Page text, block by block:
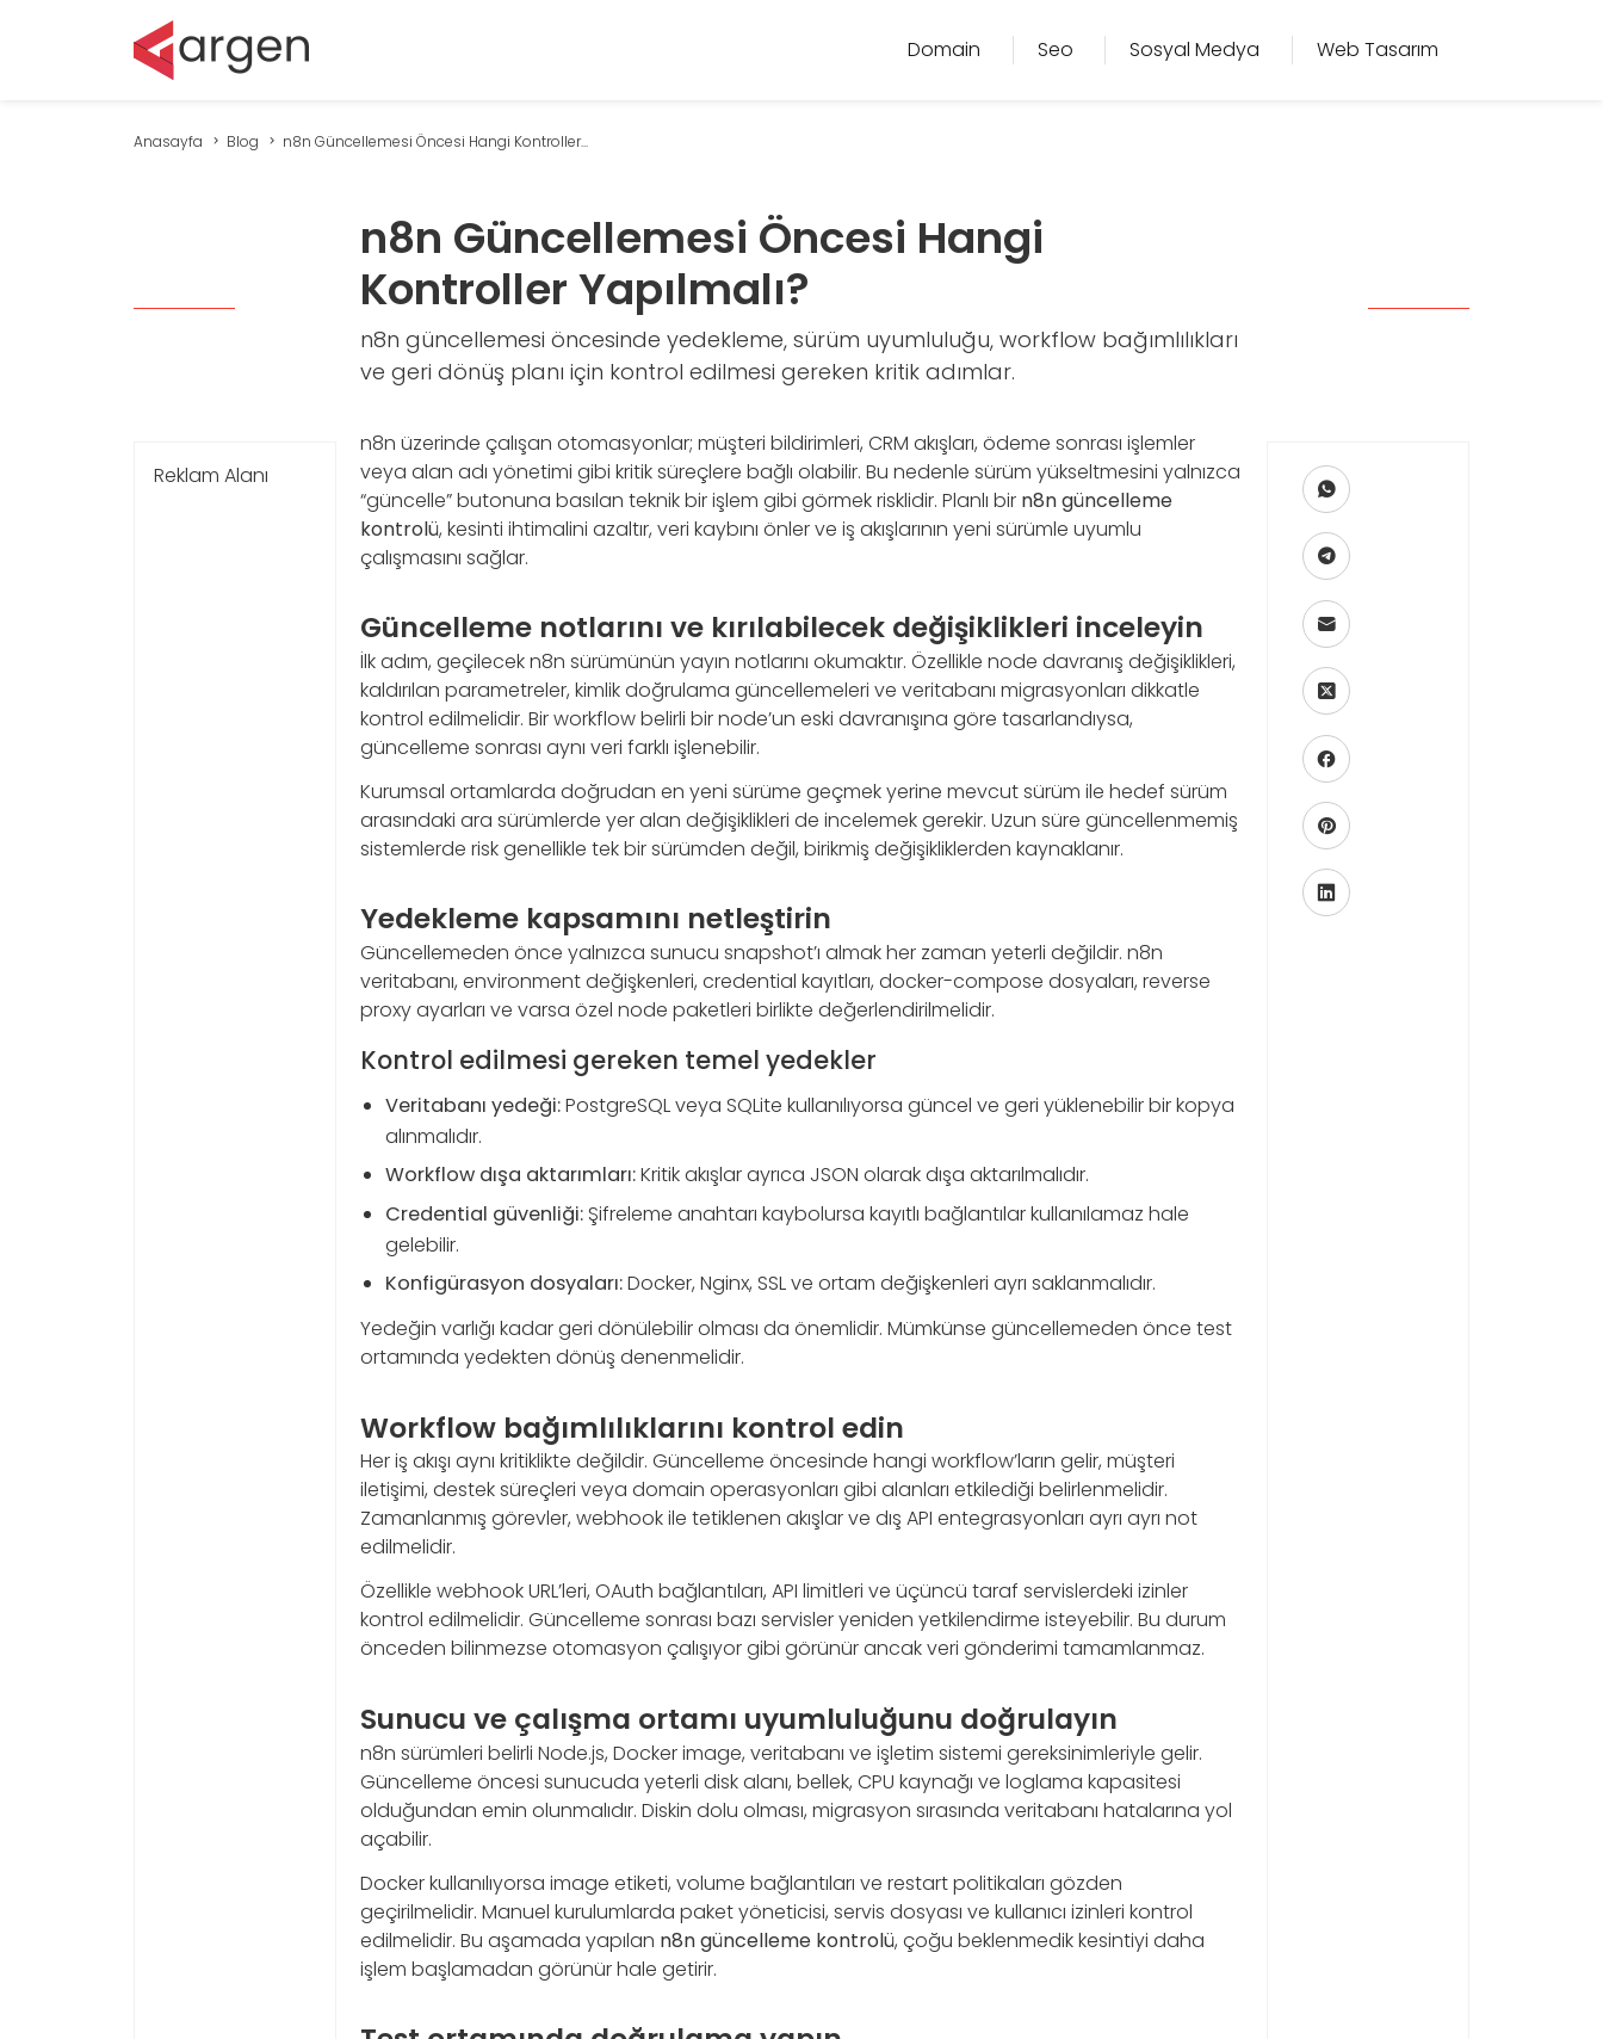
Domain Seo Sosyal Medya Web Tasarım
Anasayfa Blog n8n Güncellemesi Öncesi Hangi Kontroller...
n8n Güncellemesi Öncesi Hangi
Kontroller Yapılmalı?
n8n güncellemesi öncesinde yedekleme, sürüm uyumluluğu, workflow bağımlılıkları
ve geri dönüş planı için kontrol edilmesi gereken kritik adımlar.
Reklam Alanı
n8n üzerinde çalışan otomasyonlar; müşteri bildirimleri, CRM akışları, ödeme sonrası işlemler
veya alan adı yönetimi gibi kritik süreçlere bağlı olabilir. Bu nedenle sürüm yükseltmesini yalnızca
“güncelle” butonuna basılan teknik bir işlem gibi görmek risklidir. Planlı bir n8n güncelleme
kontrolü, kesinti ihtimalini azaltır, veri kaybını önler ve iş akışlarının yeni sürümle uyumlu
çalışmasını sağlar.
Güncelleme notlarını ve kırılabilecek değişiklikleri inceleyin
İlk adım, geçilecek n8n sürümünün yayın notlarını okumaktır. Özellikle node davranış değişiklikleri,
kaldırılan parametreler, kimlik doğrulama güncellemeleri ve veritabanı migrasyonları dikkatle
kontrol edilmelidir. Bir workflow belirli bir node’un eski davranışına göre tasarlandıysa,
güncelleme sonrası aynı veri farklı işlenebilir.
Kurumsal ortamlarda doğrudan en yeni sürüme geçmek yerine mevcut sürüm ile hedef sürüm
arasındaki ara sürümlerde yer alan değişiklikleri de incelemek gerekir. Uzun süre güncellenmemiş
sistemlerde risk genellikle tek bir sürümden değil, birikmiş değişikliklerden kaynaklanır.
Yedekleme kapsamını netleştirin
Güncellemeden önce yalnızca sunucu snapshot’ı almak her zaman yeterli değildir. n8n
veritabanı, environment değişkenleri, credential kayıtları, docker-compose dosyaları, reverse
proxy ayarları ve varsa özel node paketleri birlikte değerlendirilmelidir.
Kontrol edilmesi gereken temel yedekler
Veritabanı yedeği:PostgreSQL veya SQLite kullanılıyorsa güncel ve geri yüklenebilir bir kopya
alınmalıdır.
Workflow dışa aktarımları:Kritik akışlar ayrıca JSON olarak dışa aktarılmalıdır.
Credential güvenliği:Şifreleme anahtarı kaybolursa kayıtlı bağlantılar kullanılamaz hale
gelebilir.
Konfigürasyon dosyaları:Docker, Nginx, SSL ve ortam değişkenleri ayrı saklanmalıdır.
Yedeğin varlığı kadar geri dönülebilir olması da önemlidir. Mümkünse güncellemeden önce test
ortamında yedekten dönüş denenmelidir.
Workflow bağımlılıklarını kontrol edin
Her iş akışı aynı kritiklikte değildir. Güncelleme öncesinde hangi workflow’ların gelir, müşteri
iletişimi, destek süreçleri veya domain operasyonları gibi alanları etkilediği belirlenmelidir.
Zamanlanmış görevler, webhook ile tetiklenen akışlar ve dış API entegrasyonları ayrı ayrı not
edilmelidir.
Özellikle webhook URL’leri, OAuth bağlantıları, API limitleri ve üçüncü taraf servislerdeki izinler
kontrol edilmelidir. Güncelleme sonrası bazı servisler yeniden yetkilendirme isteyebilir. Bu durum
önceden bilinmezse otomasyon çalışıyor gibi görünür ancak veri gönderimi tamamlanmaz.
Sunucu ve çalışma ortamı uyumluluğunu doğrulayın
n8n sürümleri belirli Node.js, Docker image, veritabanı ve işletim sistemi gereksinimleriyle gelir.
Güncelleme öncesi sunucuda yeterli disk alanı, bellek, CPU kaynağı ve loglama kapasitesi
olduğundan emin olunmalıdır. Diskin dolu olması, migrasyon sırasında veritabanı hatalarına yol
açabilir.
Docker kullanılıyorsa image etiketi, volume bağlantıları ve restart politikaları gözden
geçirilmelidir. Manuel kurulumlarda paket yöneticisi, servis dosyası ve kullanıcı izinleri kontrol
edilmelidir. Bu aşamada yapılan n8n güncelleme kontrolü, çoğu beklenmedik kesintiyi daha
işlem başlamadan görünür hale getirir.